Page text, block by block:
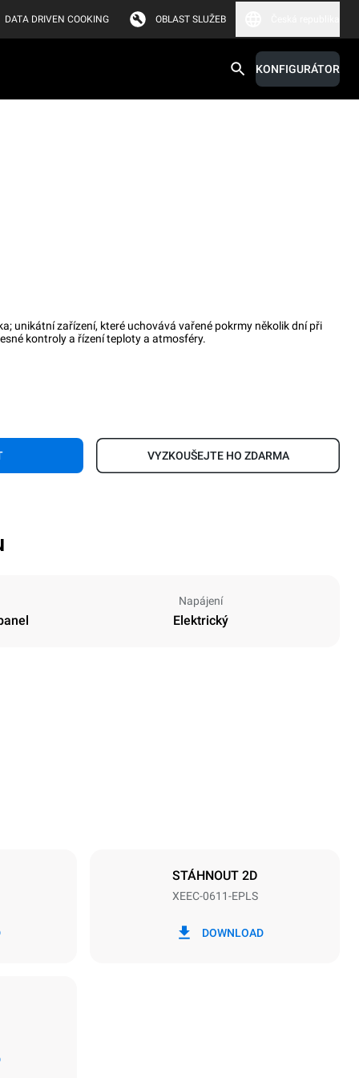
DATA DRIVEN COOKING OBLAST SLUŽEB
KONFIGURÁTOR
unikátní zařízení, které uchovává vařené pokrmy několik dní při
kontroly a řízení teploty a atmosféry.
VYZKOUŠEJTE HO ZDARMA
Napájení
Elektrický
STÁHNOUT 2D
XEEC-0611-EPLS
DOWNLOAD